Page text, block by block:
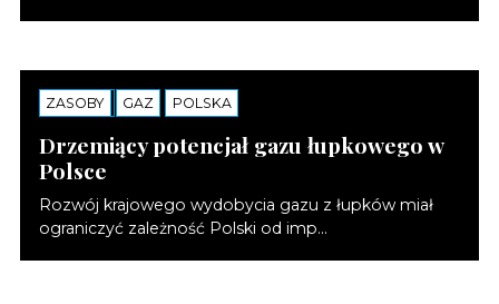
ZASOBY GAZ POLSKA
NOTATKI
Drzemiący potencjał gazu łupkowego w
Polsce
Rozwój krajowego wydobycia gazu z łupków miał
ograniczyć zależność Polski od imp...